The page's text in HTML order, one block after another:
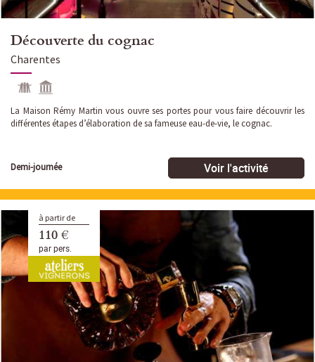
Découverte du cognac
Charentes
La Maison Rémy Martin vous ouvre ses portes pour vous faire découvrir les
différentes étapes d’élaboration de sa fameuse eau-de-vie, le cognac.
Demi-journée Voir l'activité
à partir de
110 €
par pers.